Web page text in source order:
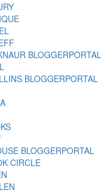
BLOGGERPORTAL
BLOGGERPORTAL
BLOGGERPORTAL
CIRCLE